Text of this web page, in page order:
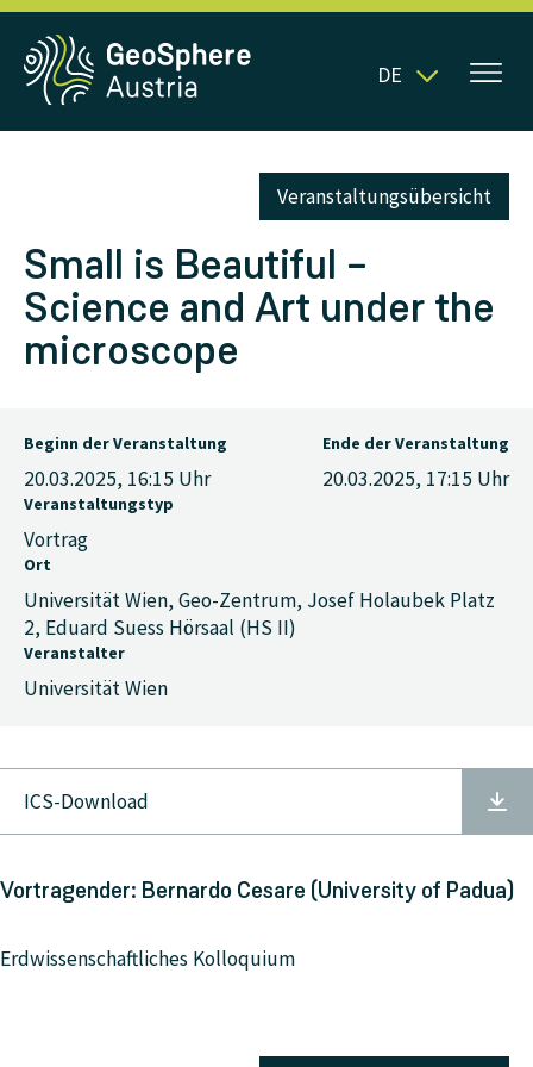
DE
Veranstaltungsübersicht
Small is Beautiful –
Science and Art under the
microscope
Beginn der Veranstaltung
20.03.2025, 16:15 Uhr
Ende der Veranstaltung
20.03.2025, 17:15 Uhr
Veranstaltungstyp
Vortrag
Ort
Universität Wien, Geo-Zentrum, Josef Holaubek Platz
2, Eduard Suess Hörsaal (HS II)
Veranstalter
Universität Wien
ICS-Download
Vortragender: Bernardo Cesare (University of Padua)
Erdwissenschaftliches Kolloquium